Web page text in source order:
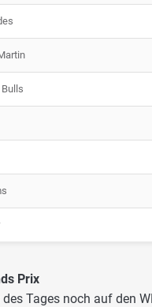
Prix
Tages noch auf den